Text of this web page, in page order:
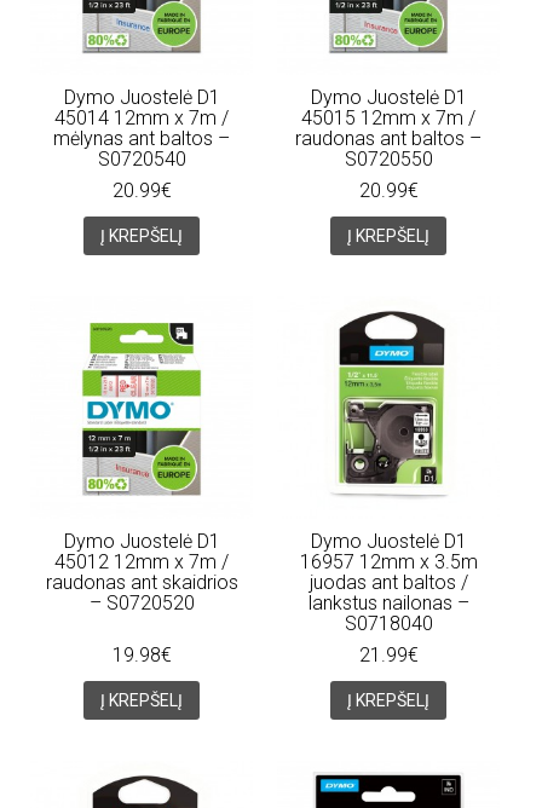
Dymo Juostelė D1
45014 12mm x 7m /
mėlynas ant baltos –
S0720540
20.99€
Į KREPŠELĮ
Dymo Juostelė D1
45015 12mm x 7m /
raudonas ant baltos –
S0720550
20.99€
Į KREPŠELĮ
Dymo Juostelė D1
45012 12mm x 7m /
raudonas ant skaidrios
– S0720520
19.98€
Į KREPŠELĮ
Dymo Juostelė D1
16957 12mm x 3.5m
juodas ant baltos /
lankstus nailonas –
S0718040
21.99€
Į KREPŠELĮ